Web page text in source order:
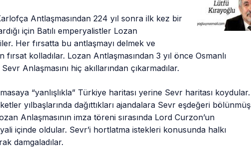
Antlaşmasından 224 yıl sonra ilk kez bir
için Batılı emperyalistler Lozan
Her fırsatta bu antlaşmayı delmek ve
kolladılar. Lozan Antlaşmasından 3 yıl önce Osmanlı
Anlaşmasını hiç akıllarından çıkarmadılar.
“yanlışlıkla” Türkiye haritası yerine Sevr haritası koydular.
yılbaşlarında dağıttıkları ajandalara Sevr eşdeğeri bölünmüş
Anlaşmasının imza töreni sırasında Lord Curzon’un
içinde oldular. Sevr’i hortlatma istekleri konusunda halkı
damgaladılar.